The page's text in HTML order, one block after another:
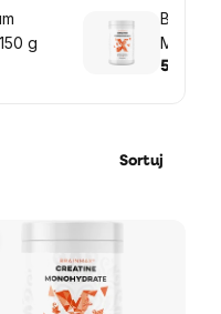
g
57,08 zł
Sortuj